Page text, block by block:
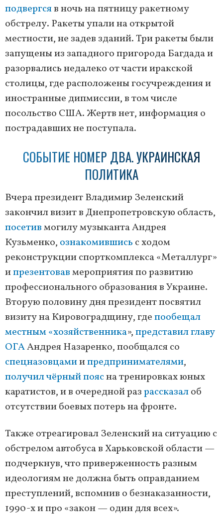
подвергсяв ночь на пятницу ракетному
обстрелу. Ракеты упали на открытой
местности, не задев зданий. Три ракеты были
запущены из западного пригорода Багдада и
разорвались недалеко от части иракской
столицы, где расположены госучреждения и
иностранные дипмиссии, в том числе
посольство США. Жертв нет, информация о
пострадавших не поступала.
СОБЫТИЕ НОМЕР ДВА. УКРАИНСКАЯ
ПОЛИТИКА
Вчера президент Владимир Зеленский
закончил визит в Днепропетровскую область,
посетивмогилу музыканта Андрея
Кузьменко, ознакомившись с ходом
реконструкции спорткомплекса «Металлург»
ипрезентовавмероприятия по развитию
профессионального образования в Украине.
Вторую половину дня президент посвятил
визиту на Кировоградщину, гдепообещал
местным «хозяйственника»,представил главу
ОГААндрея Назаренко, пообщался со
спецназовцамиипредпринимателями,
получил чёрный поясна тренировках юных
каратистов, и в очередной разрассказалоб
отсутствии боевых потерь на фронте.
Также отреагировал Зеленский на ситуацию с
обстрелом автобуса в Харьковской области —
подчеркнув, что приверженность разным
идеологиям не должна быть оправданием
преступлений, вспомнив о безнаказанности,
1990-х и про «закон — один для всех».